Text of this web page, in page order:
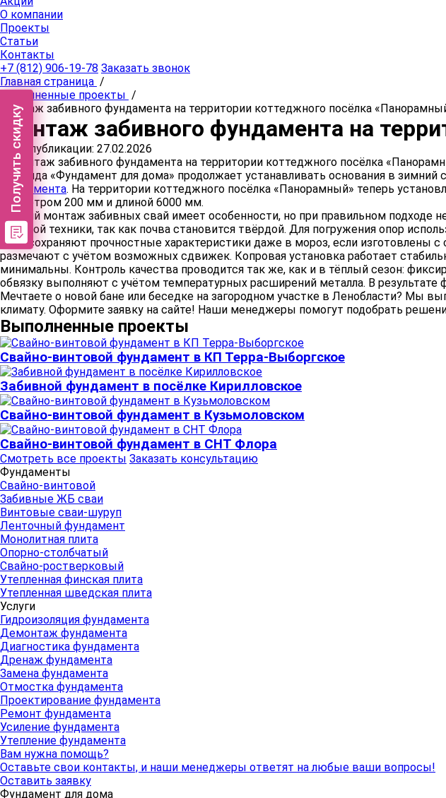
О компании
Проекты
Статьи
Контакты
+7 (812) 906-19-78 Заказать звонок
Главная страница /
Выполненные проекты /
Монтаж забивного фундамента на территории коттеджного посёлка
Монтаж забивного фундамента на
Дата публикации: 27.02.2026
Команда «Фундамент для дома» продолжает устанавливать основания в
фундамента. На территории коттеджного посёлка «Панорамный» теперь
диаметром 200 мм и длиной 6000 мм.
Зимний монтаж забивных свай имеет особенности, но при правильном подходе
тяжёлой техники, так как почва становится твёрдой. Для погружения опор
сваи сохраняют прочностные характеристики даже в мороз, если изготовлены
размечают с учётом возможных сдвижек. Копровая установка работает
минимальны. Контроль качества проводится так же, как и в тёплый сезон:
обвязку выполняют с учётом температурных расширений металла. В
Мечтаете о новой бане или беседке на загородном участке в Ленобласти? Мы
климату. Оформите заявку на сайте! Наши менеджеры помогут подобрать
Выполненные проекты
Свайно-винтовой фундамент в КП Терра-Выборгское
Забивной фундамент в посёлке Кирилловское
Свайно-винтовой фундамент в Кузьмоловском
Свайно-винтовой фундамент в СНТ Флора
Смотреть все проекты Заказать консультацию
Фундаменты
Свайно-винтовой
Забивные ЖБ сваи
Винтовые сваи-шуруп
Ленточный фундамент
Монолитная плита
Опорно-столбчатый
Свайно-ростверковый
Утепленная финская плита
Утепленная шведская плита
Услуги
Гидроизоляция фундамента
Демонтаж фундамента
Диагностика фундамента
Дренаж фундамента
Замена фундамента
Отмостка фундамента
Проектирование фундамента
Ремонт фундамента
Усиление фундамента
Утепление фундамента
Вам нужна помощь?
Оставьте свои контакты, и наши менеджеры ответят на любые ваши вопросы!
Оставить заявку
Фундамент для дома
Получить скидку